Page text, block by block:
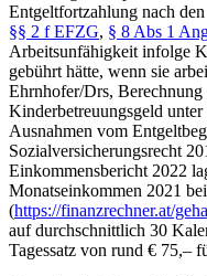
Entgeltfortzahlung nach
§§ 2 f EFZG, § 8 Abs 1
Arbeitsunfähigkeit infolge
gebührt hätte, wenn sie
Ehrnhofer/Drs,
Kinderbetreuungsgeld
Ausnahmen vom
Sozialversicherungsrecht
Einkommensbericht 2022
Monatseinkommen 2021
(https://finanzrechner.at/
auf durchschnittlich 30
Tagessatz von rund € 75,–